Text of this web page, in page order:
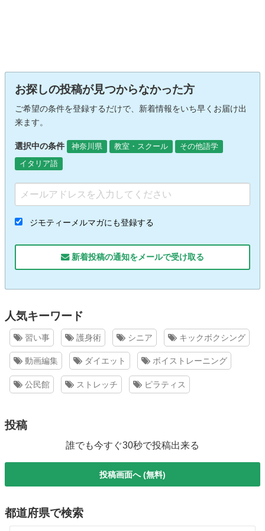
お探しの投稿が見つからなかった方
ご希望の条件を登録するだけで、新着情報をいち早くお届け出
来ます。
選択中の条件 神奈川県 教室・スクール
その他語学
イタリア語
ジモティーメルマガにも登録する
新着投稿の通知をメールで受け取る
人気キーワード
習い事 護身術 シニア キックボクシング
動画編集 ダイエット ボイストレーニング
公民館 ストレッチ ピラティス
投稿
誰でも今すぐ30秒で投稿出来る
投稿画面へ (無料)
都道府県で検索